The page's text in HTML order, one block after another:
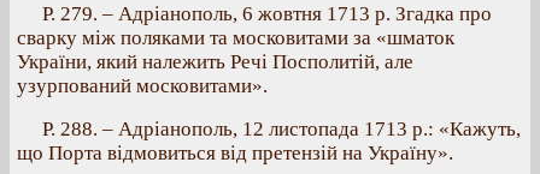
Р. 279. – Адріанополь, 6 жовтня 1713 р. Згадка про
сварку між поляками та московитами за «шматок
України, який належить Речі Посполитій, але
узурпований московитами».
Р. 288. – Адріанополь, 12 листопада 1713 р.: «Кажуть,
що Порта відмовиться від претензій на Україну».